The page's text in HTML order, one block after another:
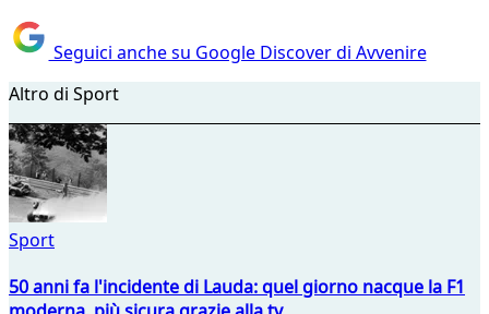
Seguici anche su Google Discover di Avvenire
Altro di Sport
Sport
50 anni fa l'incidente di Lauda: quel giorno nacque la F1